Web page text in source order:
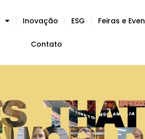
Inovação ESG Feiras e
Contato